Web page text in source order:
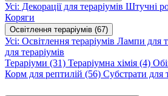
Усі: Декорації для тераріумів Штучні
Коряги
Освітлення тераріумів (67)
Усі: Освітлення тераріумів Лампи для
для тераріумів
Тераріуми (31) Тераріумна хімія (4)
Корм для рептилій (56) Субстрати для